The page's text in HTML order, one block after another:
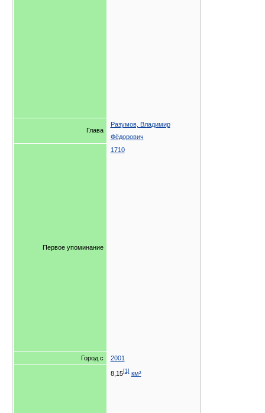
Глава
Разумов, Владимир
Фёдорович
Первое упоминание
1710
Город с 2001
8,15[1] км²